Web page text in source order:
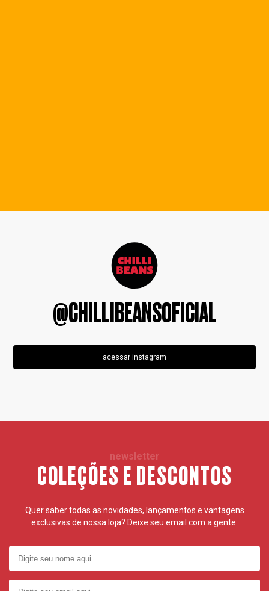
@CHILLIBEANSOFICIAL
acessar instagram
newsletter
COLEÇÕES E DESCONTOS
Quer saber todas as novidades, lançamentos e vantagens
exclusivas de nossa loja? Deixe seu email com a gente.